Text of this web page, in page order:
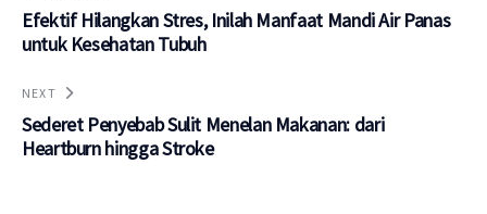
Efektif Hilangkan Stres, Inilah Manfaat Mandi Air Panas
untuk Kesehatan Tubuh
NEXT
Sederet Penyebab Sulit Menelan Makanan: dari
Heartburn hingga Stroke